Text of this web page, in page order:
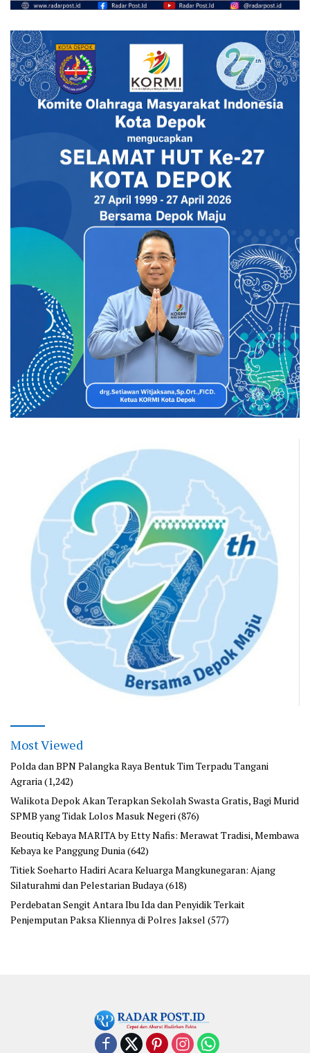
Most Viewed
Polda dan BPN Palangka Raya Bentuk Tim Terpadu Tangani
Agraria(1,242)
Walikota Depok Akan Terapkan Sekolah Swasta Gratis, Bagi Murid
SPMB yang Tidak Lolos Masuk Negeri(876)
Beoutiq Kebaya MARITA by Etty Nafis: Merawat Tradisi, Membawa
Kebaya ke Panggung Dunia(642)
Titiek Soeharto Hadiri Acara Keluarga Mangkunegaran: Ajang
Silaturahmi dan Pelestarian Budaya(618)
Perdebatan Sengit Antara Ibu Ida dan Penyidik Terkait
Penjemputan Paksa Kliennya di Polres Jaksel (577)